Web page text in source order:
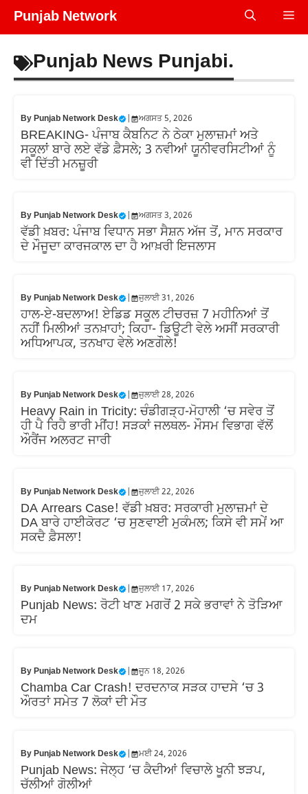
Skip
Punjab Network
Punjab News Punjabi.
ByPunjab Network Desk ਅਗਸਤ 5, 2026
BREAKING- ਪੰਜਾਬ ਕੈਬਨਿਟ ਨੇ ਠੇਕਾ ਮੁਲਾਜ਼ਮਾਂ ਅਤੇ
ਸਕੂਲਾਂ ਬਾਰੇ ਲਏ ਵੱਡੇ ਫ਼ੈਸਲੇ; 3 ਨਵੀਆਂ ਯੂਨੀਵਰਸਿਟੀਆਂ ਨੂੰ
ਵੀ ਦਿੱਤੀ ਮਨਜ਼ੂਰੀ
ByPunjab Network Desk ਅਗਸਤ 3, 2026
ਵੱਡੀ ਖ਼ਬਰ: ਪੰਜਾਬ ਵਿਧਾਨ ਸਭਾ ਸੈਸ਼ਨ ਅੱਜ ਤੋਂ, ਮਾਨ ਸਰਕਾਰ
ਦੇ ਮੌਜੂਦਾ ਕਾਰਜਕਾਲ ਦਾ ਹੈ ਆਖ਼ਰੀ ਇਜਲਾਸ
ByPunjab Network Desk ਜੁਲਾਈ 31, 2026
ਹਾਲ-ਏ-ਬਦਲਾਅ! ਏਡਿਡ ਸਕੂਲ ਟੀਚਰਜ਼ 7 ਮਹੀਨਿਆਂ ਤੋਂ
ਨਹੀਂ ਮਿਲੀਆਂ ਤਨਖ਼ਾਹਾਂ; ਕਿਹਾ- ਡਿਊਟੀ ਵੇਲੇ ਅਸੀਂ ਸਰਕਾਰੀ
ਅਧਿਆਪਕ, ਤਨਖਾਹ ਵੇਲੇ ਅਣਗੌਲੇ!
ByPunjab Network Desk ਜੁਲਾਈ 28, 2026
Heavy Rain in Tricity: ਚੰਡੀਗੜ੍ਹ-ਮੋਹਾਲੀ ‘ਚ ਸਵੇਰ ਤੋਂ
ਹੀ ਪੈ ਰਿਹੈ ਭਾਰੀ ਮੀਂਹ! ਸੜਕਾਂ ਜਲਥਲ- ਮੌਸਮ ਵਿਭਾਗ ਵੱਲੋਂ
ਔਰੈਂਜ ਅਲਰਟ ਜਾਰੀ
ByPunjab Network Desk ਜੁਲਾਈ 22, 2026
DA Arrears Case! ਵੱਡੀ ਖ਼ਬਰ: ਸਰਕਾਰੀ ਮੁਲਾਜ਼ਮਾਂ ਦੇ
DA ਬਾਰੇ ਹਾਈਕੋਰਟ ‘ਚ ਸੁਣਵਾਈ ਮੁਕੰਮਲ; ਕਿਸੇ ਵੀ ਸਮੇਂ ਆ
ਸਕਦੈ ਫ਼ੈਸਲਾ!
ByPunjab Network Desk ਜੁਲਾਈ 17, 2026
Punjab News: ਰੋਟੀ ਖਾਣ ਮਗਰੋਂ 2 ਸਕੇ ਭਰਾਵਾਂ ਨੇ ਤੋੜਿਆ
ਦਮ
ByPunjab Network Desk ਜੂਨ 18, 2026
Chamba Car Crash! ਦਰਦਨਾਕ ਸੜਕ ਹਾਦਸੇ ‘ਚ 3
ਔਰਤਾਂ ਸਮੇਤ 7 ਲੋਕਾਂ ਦੀ ਮੌਤ
ByPunjab Network Desk ਮਈ 24, 2026
Punjab News: ਜੇਲ੍ਹ ‘ਚ ਕੈਦੀਆਂ ਵਿਚਾਲੇ ਖੂਨੀ ਝੜਪ,
ਚੱਲੀਆਂ ਗੋਲੀਆਂ